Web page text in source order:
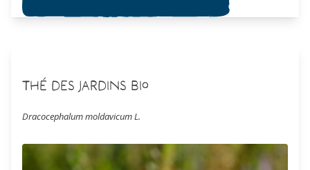
Thé des jardins Bio
Dracocephalum moldavicum L.